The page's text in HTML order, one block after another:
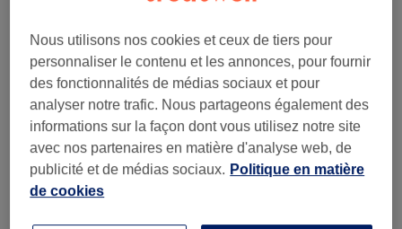
30 min
Massage minceur (1h)
1 h
Je veux en savoir plus
Lundi 10:00–20:00
Mardi
Nous utilisons nos cookies et ceux de tiers pour
personnaliser le contenu et les annonces, pour fournir
des fonctionnalités de médias sociaux et pour
analyser notre trafic. Nous partageons également des
informations sur la façon dont vous utilisez notre site
avec nos partenaires en matière d'analyse web, de
publicité et de médias sociaux. Politique en matière
de cookies